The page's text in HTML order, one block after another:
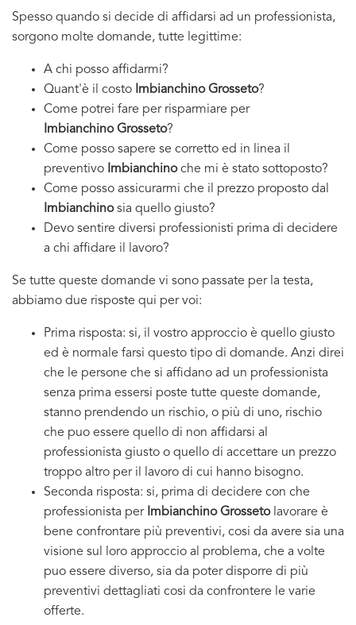
Spesso quando si decide di affidarsi ad un professionista,
sorgono molte domande, tutte legittime:
A chi posso affidarmi?
Quant'è il costo Imbianchino Grosseto?
Come potrei fare per risparmiare per
Imbianchino Grosseto?
Come posso sapere se corretto ed in linea il
preventivo Imbianchinoche mi è stato sottoposto?
Come posso assicurarmi che il prezzo proposto dal
Imbianchinosia quello giusto?
Devo sentire diversi professionisti prima di decidere
a chi affidare il lavoro?
Se tutte queste domande vi sono passate per la testa,
abbiamo due risposte qui per voi:
Prima risposta: si, il vostro approccio è quello giusto
ed è normale farsi questo tipo di domande. Anzi direi
che le persone che si affidano ad un professionista
senza prima essersi poste tutte queste domande,
stanno prendendo un rischio, o più di uno, rischio
che puo essere quello di non affidarsi al
professionista giusto o quello di accettare un prezzo
troppo altro per il lavoro di cui hanno bisogno.
Seconda risposta: si, prima di decidere con che
professionista per Imbianchino Grossetolavorare è
bene confrontare più preventivi, cosi da avere sia una
visione sul loro approccio al problema, che a volte
puo essere diverso, sia da poter disporre di più
preventivi dettagliati cosi da confrontere le varie
offerte.